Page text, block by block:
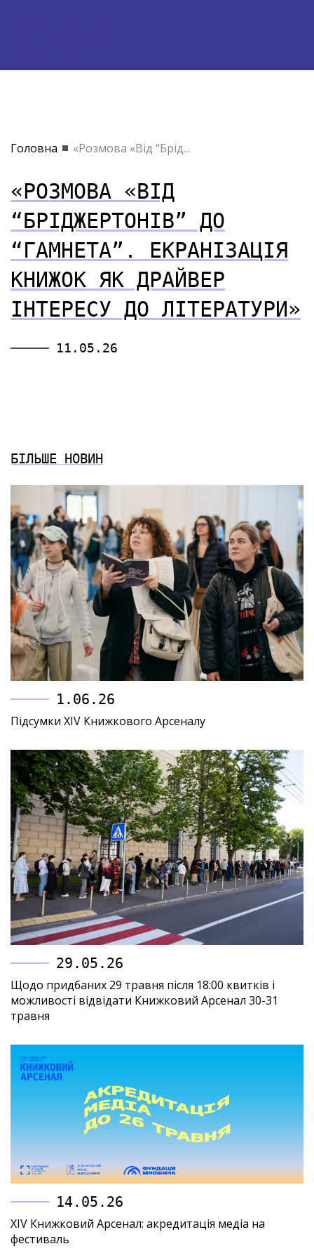
Головна «Розмова «Від “Брід...
«РОЗМОВА «ВІД
“БРІДЖЕРТОНІВ” ДО
“ГАМНЕТА”. ЕКРАНІЗАЦІЯ
КНИЖОК ЯК ДРАЙВЕР
ІНТЕРЕСУ ДО ЛІТЕРАТУРИ»
11.05.26
БІЛЬШЕ НОВИН
1.06.26
Підсумки XIV Книжкового Арсеналу
29.05.26
Щодо придбаних 29 травня після 18:00 квитків і
можливості відвідати Книжковий Арсенал 30-31
травня
14.05.26
XIV Книжковий Арсенал: акредитація медіа на
фестиваль